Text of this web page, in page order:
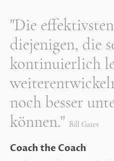
"Die
diejenigen, die
kontinuierlich
noch besser
können." Bill Gates
Coach the Coach